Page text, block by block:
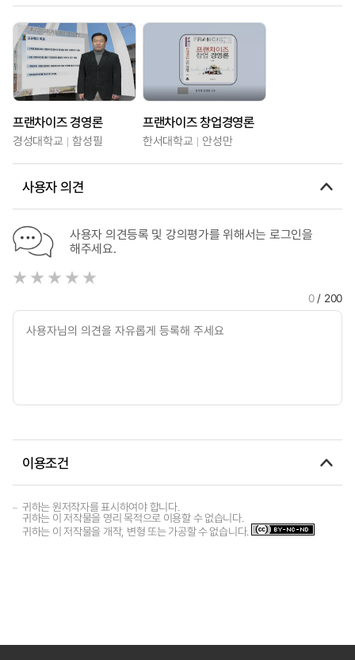
프랜차이즈 경영론
경성대학교 함성필
프랜차이즈 창업경영론
한서대학교 안성만
사용자 의견
사용자 의견등록 및 강의평가를 위해서는 로그인을
해주세요.
0/ 200
이용조건
귀하는 원저작자를 표시하여야 합니다.
귀하는 이 저작물을 영리 목적으로 이용할 수 없습니다.
귀하는 이 저작물을 개작, 변형 또는 가공할 수 없습니다.